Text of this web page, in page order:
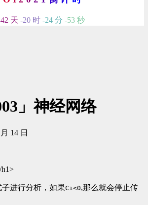
天 -20 时 -24 分 -54 秒
」神经网络
14 日
进行分析，如果Ci<0,那么就会停止传